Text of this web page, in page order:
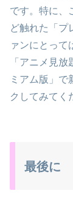
です。特に、
ど触れた「プ
ァンにとって
「アニメ見
ミアム版」で
クしてみてく
最後に